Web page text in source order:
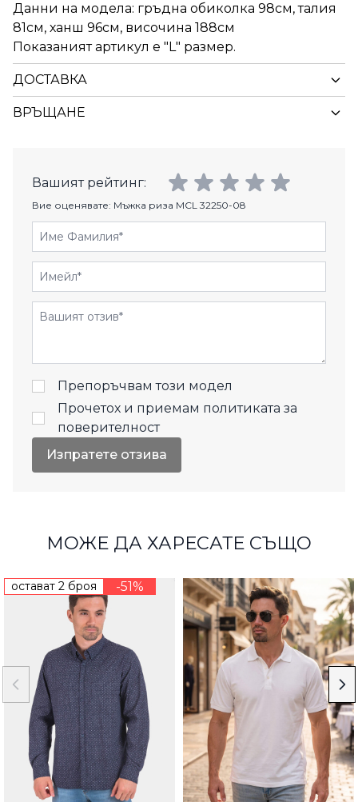
Данни на модела: гръдна обиколка 98см, талия
81см, ханш 96см, височина 188см
Показаният артикул е "L" размер.
ДОСТАВКА
ВРЪЩАНЕ
Вашият рейтинг:
Вие оценявате: Мъжка риза MCL 32250-08
Име Фамилия
Имейл
Отзиви
Препоръчвам този модел
Прочетох и приемам политиката за
поверителност
Изпратете отзива
МОЖЕ ДА ХАРЕСАТЕ СЪЩО
остават 2 броя -51%